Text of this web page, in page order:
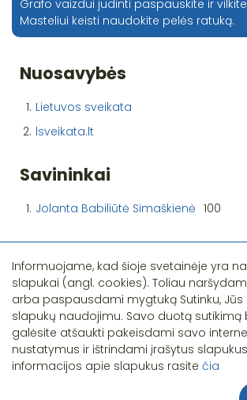
Grafo vaizdui judinti paspauskite ir
Masteliui keisti naudokite pelės ratuką.
Nuosavybės
1. Lietuvos sveikata
2. lsveikata.lt
Savininkai
1. Jolanta Babiliūtė Simaškienė 100
Pastebėjote klaidą?
Informuojame, kad šioje svetainėje yra
slapukai (angl. cookies). Toliau
arba paspausdami mygtuką Sutinku, Jūs
slapukų naudojimu. Savo duotą sutikimą
galėsite atšaukti pakeisdami savo
nustatymus ir ištrindami įrašytus
informacijos apie slapukus rasite čia